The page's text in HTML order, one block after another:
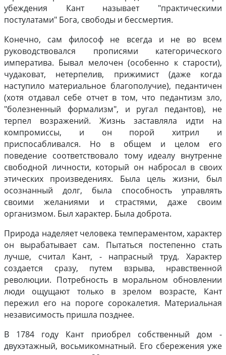
убеждения Кант называет "практическими
постулатами" Бога, свободы и бессмертия.
Конечно, сам философ не всегда и не во всем
руководствовался прописями категорического
императива. Бывал мелочен (особенно к старости),
чудаковат, нетерпелив, прижимист (даже когда
наступило материальное благополучие), педантичен
(хотя отдавал себе отчет в том, что педантизм зло,
"болезненный формализм", и ругал педантов), не
терпел возражений. Жизнь заставляла идти на
компромиссы, и он порой хитрил и
приспосабливался. Но в общем и целом его
поведение соответствовало тому идеалу внутренне
свободной личности, который он набросал в своих
этических произведениях. Была цель жизни, был
осознанный долг, была способность управлять
своими желаниями и страстями, даже своим
организмом. Был характер. Была доброта.
Природа наделяет человека темпераментом, характер
он вырабатывает сам. Пытаться постепенно стать
лучше, считал Кант, - напрасный труд. Характер
создается сразу, путем взрыва, нравственной
революции. Потребность в моральном обновлении
люди ощущают только в зрелом возрасте, Кант
пережил его на пороге сорокалетия. Материальная
независимость пришла позднее.
В 1784 году Кант приобрел собственный дом -
двухэтажный, восьмикомнатный. Его сбережения уже